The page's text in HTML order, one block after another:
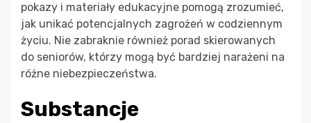
pokazy i materiały edukacyjne pomogą zrozumieć,
jak unikać potencjalnych zagrożeń w codziennym
życiu. Nie zabraknie również porad skierowanych
do seniorów, którzy mogą być bardziej narażeni na
różne niebezpieczeństwa.
Substancje